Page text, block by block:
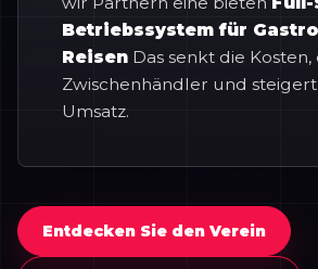
Betriebssystem für
Reisen Das senkt die
Zwischenhändler und
Umsatz.
Entdecken Sie den Verein